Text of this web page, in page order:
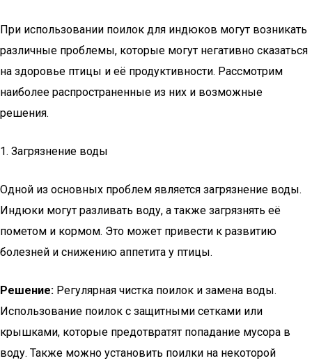
При использовании поилок для индюков могут возникать
различные проблемы, которые могут негативно сказаться
на здоровье птицы и её продуктивности. Рассмотрим
наиболее распространенные из них и возможные
решения.
1. Загрязнение воды
Одной из основных проблем является загрязнение воды.
Индюки могут разливать воду, а также загрязнять её
пометом и кормом. Это может привести к развитию
болезней и снижению аппетита у птицы.
Решение: Регулярная чистка поилок и замена воды.
Использование поилок с защитными сетками или
крышками, которые предотвратят попадание мусора в
воду. Также можно установить поилки на некоторой